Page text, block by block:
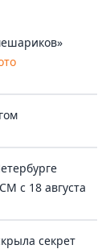
с 18 августа
секрет